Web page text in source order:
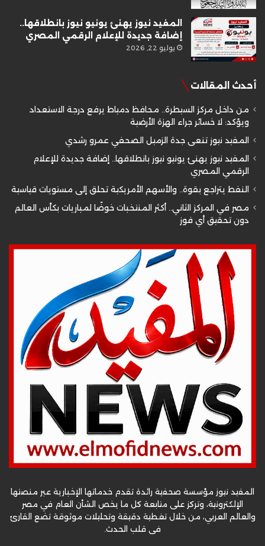
المفيد نيوز يهنئ يونيو نيوز بانطلاقها..
إضافة جديدة للإعلام الرقمي المصري
يوليو 22, 2026
أحدث المقالات
من داخل مركز السيطرة.. محافظ دمياط يرفع درجة الاستعداد
ويؤكد: لا خسائر جراء الهزة الأرضية
المفيد نيوز تنعى جدة الزميل الصحفي عمرو رشدي
المفيد نيوز يهنئ يونيو نيوز بانطلاقها.. إضافة جديدة للإعلام
الرقمي المصري
النفط يتراجع بقوة.. والأسهم الأمريكية تحلق إلى مستويات قياسية
مصر في المركز الثاني.. أكثر المنتخبات خوضًا لمباريات بكأس العالم
دون تحقيق أي فوز
المفيد نيوز مؤسسة صحفية رائدة تقدم خدماتها الإخبارية عبر منصتها
الإلكترونية، وتركز على متابعة كل ما يخص الشأن العام في مصر
والعالم العربي، من خلال تغطية دقيقة وتحليلات موثوقة تضع القارئ
في قلب الحدث.